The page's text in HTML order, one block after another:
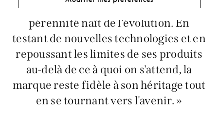
partie intégrante de Lyle & Scott. La
pérennité naît de l'évolution. En
testant de nouvelles technologies et en
repoussant les limites de ses produits
au-delà de ce à quoi on s'attend, la
marque reste fidèle à son héritage tout
en se tournant vers l'avenir. »